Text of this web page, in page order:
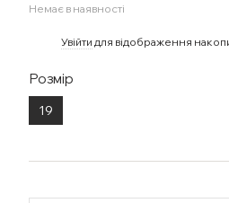
Немає в наявності
Увійти для відображення
Розмір
19